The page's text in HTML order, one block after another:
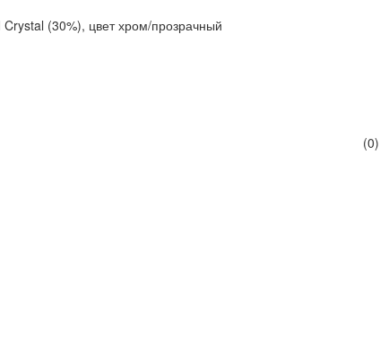
(30%), цвет хром/прозрачный
(0)